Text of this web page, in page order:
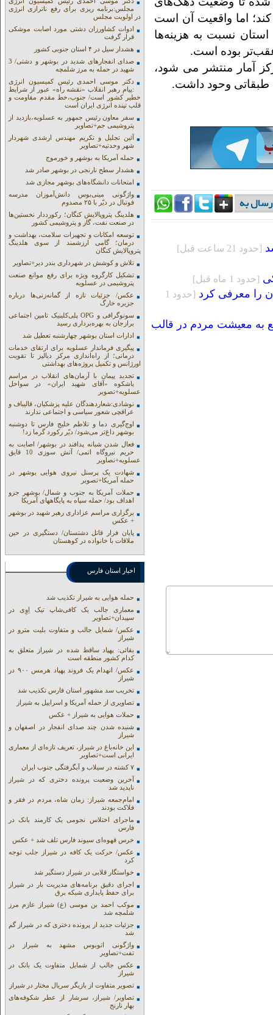
کند؛ اما واقعیت آن است
نسبت به هزینه‌ها
بوده است.
آمار منتشر می شود،
طبقاتی وحود داشت.
[حدود 21 ساعت قبل]
[حدود 1 ماه قبل]
را معرفی کرد [حدود 1
به معیشت مردم در قالب
مجلس:برنامه ریزی برای رفع ناترازی انرژی
در اولویت مجلس
ادوات کشاورزان دشتی مورد اصابت موشکی
قرار گرفت
هشدار سیل در ۴ استان جنوبی کشور
صدای انفجارهای شدید در بوشهر و دشتی/ 3
شهید در حمله به مرز شلمچه
دکتر موسی احمدی رئیس کمیسیون انرژی
:پیام رهبر انقلاب «نقشه راه» عبور از شرایط
خطیر کشور است/ جنوب،خط مقدم مقاومت و
قلب تپنده انرژی ایران است
سفر معاون رئیس جمهور به عسلویه،بازدید از
پتروشیمی جم+تصاویر
آئین تجلیل و تکریم مهندس ارشدی شهردار
شهر وحدتیه+تصاویر
حمله آمریکا به بوشهر و خورموج
هشدار سطح نارنجی در بوشهر صادر شد
امتحانات دانشگاه‌های بوشهر مجازی شد
واژگونی مینی‌بوس دانش‌آموزان مدرسه
فوتبال در دیّر با ۲۵ مصدوم
هلدینگ پتروپالایش کنگان؛ رکورددار نخستین‌ها
در صنعت نفت، گاز و پتروشیمی کشور
توسعه امکانات و تجهیزات سلامت، بهداشت و
درمان؛ گامی ارزشمند از سوی هلدینگ
پتروپالایش کنگان
تلاش و کوشش در شهرداری بندر دیر+تصاویر
تشکیل کارگروه ویژه برای رفع موانع صنعت
پتروشیمی در عسلویه
عکس/ جزئیات تازه از گمانه‌زنی‌ها درباره
جزیره خارگ
سونوگرافی و OPG پلی‌کلینیک تامین اجتماعی
برازجان به بهره‌برداری رسید
ادارات استان بوشهر چهارشنبه تعطیل شد
پیگیری فرماندار عسلویه برای ارتقای خدمات
درمانی؛ از راه‌اندازی مرکز دیالیز تا تقویت
اورژانس و تکمیل پروژه‌های بهداشتی
تجدید پیمان با آرمان‌های انقلاب در مراسم
باشکوه «آقای شهید ایران» در سواحل
عسلویه+تصویر
نوشادی:شعاردهندگان علیه پزشکیان، قالیباف و
عراقچی شعور سیاسی و اجتماعی ندارند
اوج‌گیری دما و تلاطم خلیج فارس تا دوشنبه
بوشهر داغ‌تر می‌شود/ دیّر رکورد گرما زد!
فعال شدن شبانه پدافند در بوشهر/ اصابت به
حریم نیروگاه اتمی/ آتش سوزی 10 قایق
عسلویه+نصاویر
شهادت یک پرسنل نیروی هوایی بوشهر در
حمله آمریکا+تصویر
حملات آمریکا به جنوب و شمال/ بوشهر جزو
اهداف بود/ حمله سپاه به پایگاههای آمریکا
برگزاری مراسم عزاداری رهبر شهید در بوشهر
+ عکس
پایان فرار قاتل دشتستان/ دستگیری در حین
ملاقات با خانواده در کوهستان
اخبار استان فارس
حمله هوایی به شیراز تکذیب شد
معماری جالب یک کافی‌شاپ تیک اِوِی در
سپیدان+تصاویر
عکس/ شمایل جالب و متفاوت بلیت مترو در
شیراز
بقائی: پهپاد ساقط شده در شیراز متعلق به
کدام کشور منطقه است
عکس/ انهدام یک فروند پهپاد هرمس ۹۰۰ در
شیراز
تخریب سد مشهور استان فارس تکذیب شد
تصاویری از حمله آمریکا و اسراییل به شیراز
حملات هوایی به شیراز + عکس
شنیده شدن چند صدای انفجار در اصفهان و
شیراز
این خانه‌باغ در شیراز، تعریف تازه‌ای از معماری
ایرانی است+تصاویر
۷ کشته در سیلاب و آبگرفتگی جنوب ایران
آخرین وضعیت پرونده دختری که در شیراز
ناپدید شد
امام‌جمعه شیراز: زمان شاه، مردم در فقر و
فلاکت بودند
ماجرای اختلاس نجومی یک کارمند بانک در
فارس
خرس قهوه‌ای سیوند فارس تلف شد + عکس
عکس/ حرکت یک کافه در شیراز جلب توجه
کرد
خواستگار قلابی در شیراز دستگیر شد
اجرای دقیق برنامه‌های مدیریت بار در شیراز
برای حفظ پایداری شبکه برق
موکب احمد بن موسی (ع) شیراز عازم مرز
شلمچه شد
جزئیات جدید از پرونده دختری که در شیراز گم
شد
واژگونی اتوبوس مشهد به شیراز در
تفت+تصاویر
عکس جالب از شمایل متفاوت یک بانک در
شیراز
تصویر متفاوت از بازیگر سریال مختار در شیراز
تصاویر/ شیراز، سرشار از عطر شکوفه‌های
بهار نارنج